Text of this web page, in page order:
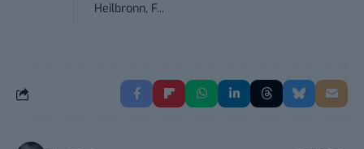
Heilbronn, F...